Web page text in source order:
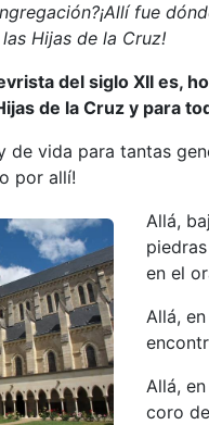
¡Allí fue
Hijas de la Cruz!
del siglo XII es,
de la Cruz y para
de vida para tantas
por allí!
Allá,
en el
Allá,
Allá,
coro